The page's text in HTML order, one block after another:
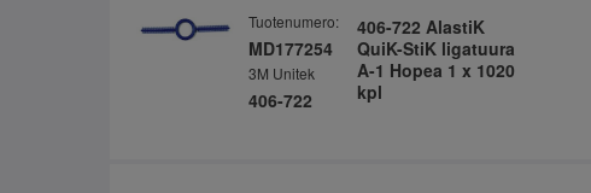
Tuotenumero:
MD177254
3M Unitek
406-722
406-722 AlastiK
QuiK-StiK ligatuura
A-1 Hopea 1 x 1020
kpl